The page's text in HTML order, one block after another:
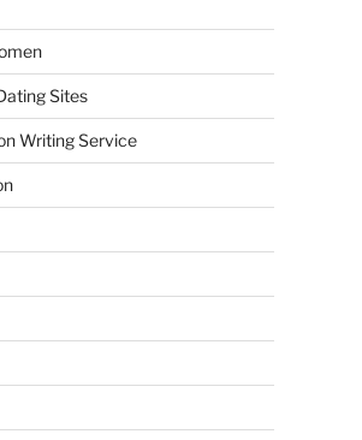
Sites
Writing Service